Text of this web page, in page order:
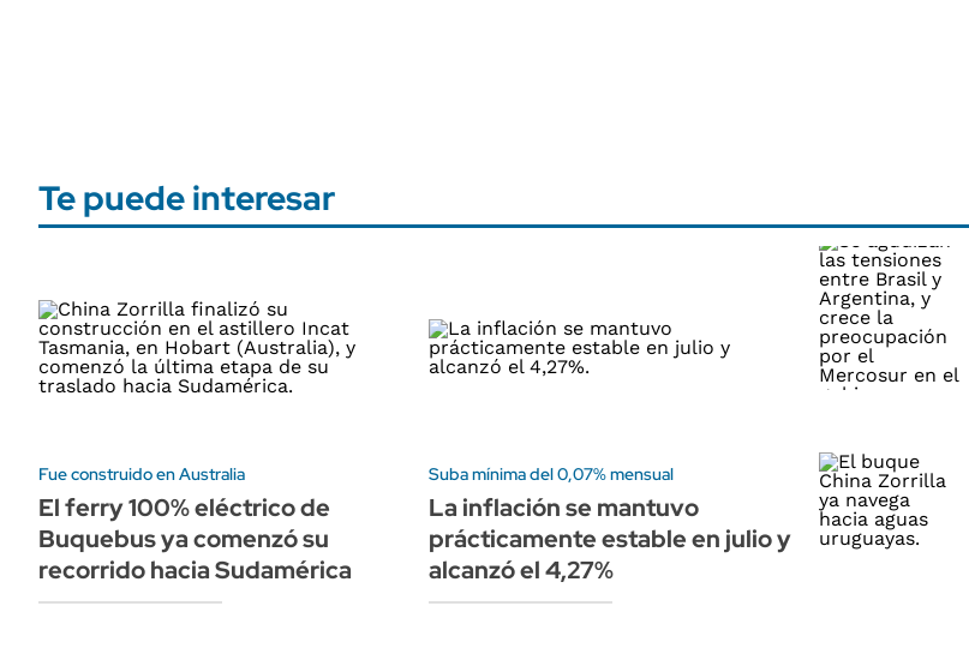
Te puede interesar
Fue construido en Australia
El ferry 100% eléctrico de
Buquebus ya comenzó su
recorrido hacia Sudamérica
Suba mínima del 0,07% mensual
La inflación se mantuvo
prácticamente estable en julio y
alcanzó el 4,27%